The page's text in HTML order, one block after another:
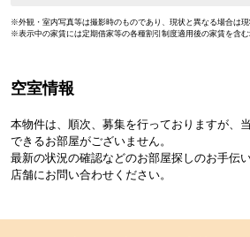
※外観・室内写真等は撮影時のものであり、現状と異なる場合は現
※表示中の家賃には定期借家等の各種割引制度適用後の家賃を含む
空室情報
本物件は、順次、募集を行っておりますが、
できるお部屋がございません。
最新の状況の確認などのお部屋探しのお手伝
店舗にお問い合わせください。